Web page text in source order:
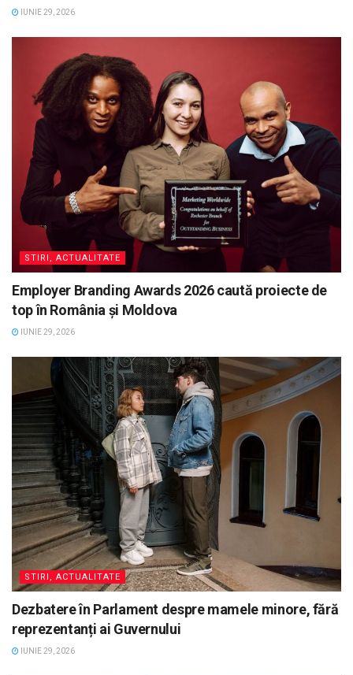
IUNIE 29, 2026
STIRI, ACTUALITATE
Employer Branding Awards 2026 caută proiecte de
top în România și Moldova
IUNIE 29, 2026
STIRI, ACTUALITATE
Dezbatere în Parlament despre mamele minore, fără
reprezentanți ai Guvernului
IUNIE 29, 2026